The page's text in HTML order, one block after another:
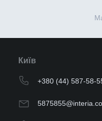
Київ
+380 (44) 587-58-